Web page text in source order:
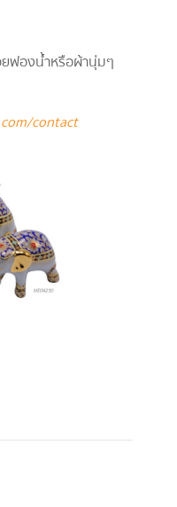
ฟองน้ำหรือผ้านุ่มๆ
contact